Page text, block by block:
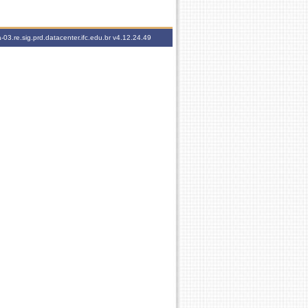
03.re.sig.prd.datacenter.ifc.edu.brv4.12.24.49